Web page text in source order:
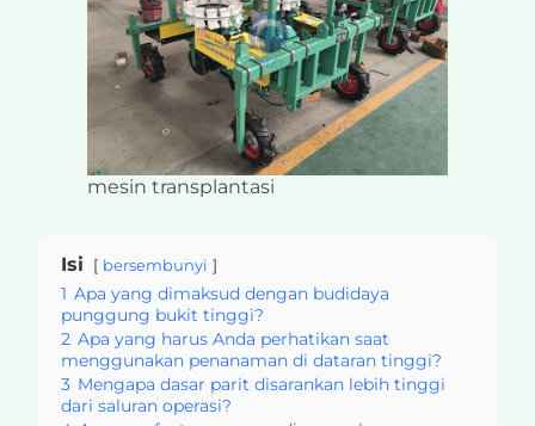
mesin transplantasi
Isi bersembunyi
1 Apa yang dimaksud dengan budidaya
punggung bukit tinggi?
2 Apa yang harus Anda perhatikan saat
menggunakan penanaman di dataran tinggi?
3 Mengapa dasar parit disarankan lebih tinggi
dari saluran operasi?